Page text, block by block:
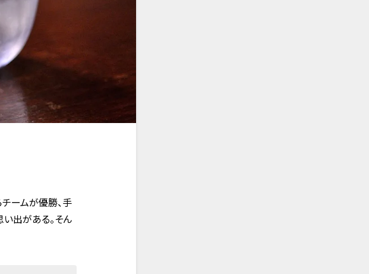
ームが優勝、手
出がある。そん